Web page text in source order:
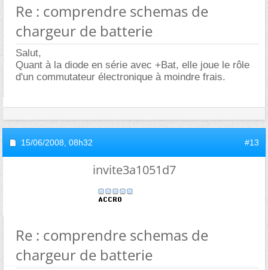
Re : comprendre schemas de
chargeur de batterie
Salut,
Quant à la diode en série avec +Bat, elle joue le rôle
d'un commutateur électronique à moindre frais.
15/06/2008, 08h32 #13
invite3a1051d7
Re : comprendre schemas de
chargeur de batterie